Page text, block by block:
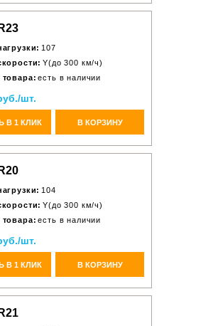
107
Y(до 300 км/ч)
есть в наличии
шт.
В 1 КЛИК В КОРЗИНУ
104
Y(до 300 км/ч)
есть в наличии
шт.
В 1 КЛИК В КОРЗИНУ